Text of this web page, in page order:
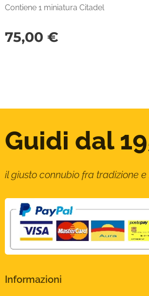
Contiene 1 miniatura Citadel
75,00 €
Guidi dal
il giusto connubio fra tradizione e
Informazioni